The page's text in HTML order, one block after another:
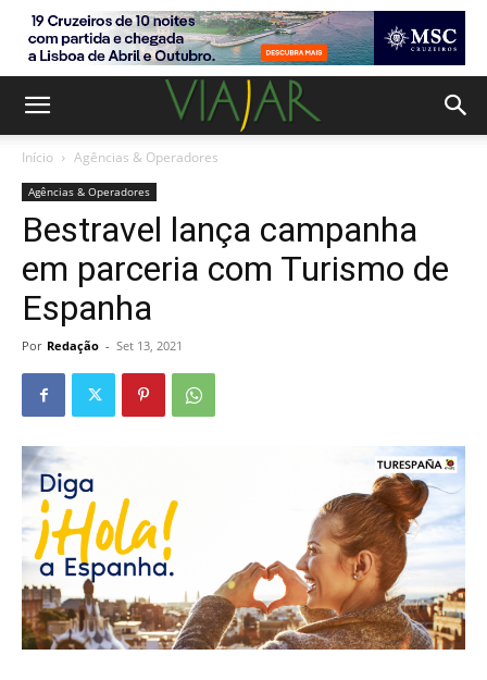
Início Agências & Operadores
Agências & Operadores
Bestravel lança campanha
em parceria com Turismo de
Espanha
Por Redação - Set 13, 2021